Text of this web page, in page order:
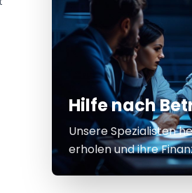
Hilfe nach
Unsere Spezialisten
erholen und ihre